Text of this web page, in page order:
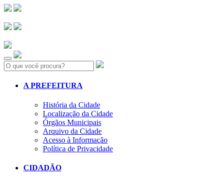
Search:
A PREFEITURA
História da Cidade
Localização da Cidade
Órgãos Municipais
Arquivo da Cidade
Acesso à Informação
Política de Privacidade
CIDADÃO